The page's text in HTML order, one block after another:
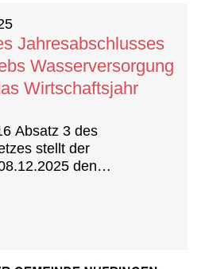
Jahresabschlusses
Wasserversorgung
Wirtschaftsjahr
Absatz 3 des
stellt der
den
Eigenbetriebes
Nufringen für das Jahr